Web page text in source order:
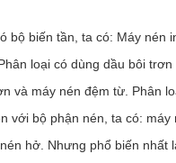
bộ biến tần, ta có: Máy nén
loại có dùng dầu bôi
và máy nén đệm từ. Phân
với bộ phận nén, ta có: máy
hở. Nhưng phổ biến nhất